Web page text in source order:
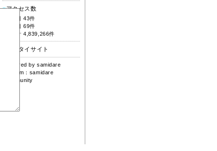
■アクセス数
今日 43件
昨日 69件
合計 4,839,266件
ケータイサイト
powered bysamidare
system： samidare
community